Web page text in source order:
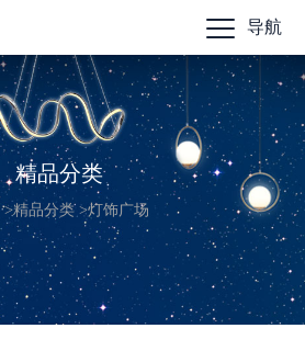
导航
精品分类
>精品分类>灯饰广场